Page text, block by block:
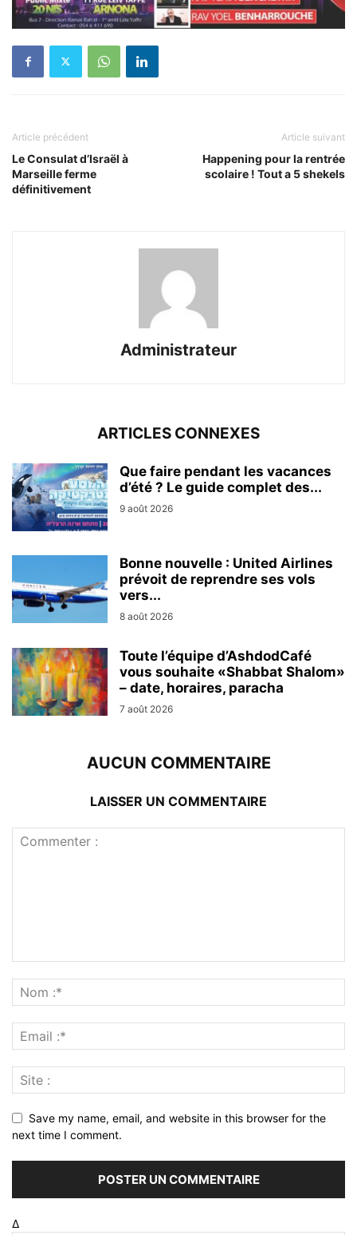
Article précédent
Le Consulat d’Israël à
Marseille ferme
définitivement
Article suivant
Happening pour la rentrée
scolaire ! Tout a 5 shekels
Administrateur
ARTICLES CONNEXES
Que faire pendant les vacances
d’été ? Le guide complet des...
9 août 2026
Bonne nouvelle : United Airlines
prévoit de reprendre ses vols
vers...
8 août 2026
Toute l’équipe d’AshdodCafé
vous souhaite «Shabbat Shalom»
– date, horaires, paracha
7 août 2026
AUCUN COMMENTAIRE
LAISSER UN COMMENTAIRE
Save my name, email, and website in this browser for the
next time I comment.
Δ